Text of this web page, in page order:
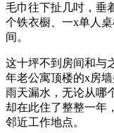
毛巾往下扯几吋，垂
个铁衣橱、一x单人
间。
这十坪不到房间和与
年老公寓顶楼的x房
雨天漏水，无论从哪
却在此住了整整一年
邻近工作地点。